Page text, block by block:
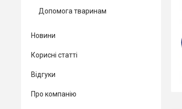
Допомога тваринам
Новини
Корисні статті
Відгуки
Про компанію